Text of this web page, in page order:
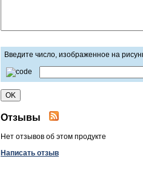
Введите число, изображенное на
Отзывы
Нет отзывов об этом продукте
Написать отзыв